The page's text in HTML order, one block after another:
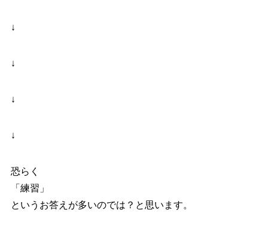
↓
↓
↓
↓
恐らく
「練習」
というお答えが多いのでは？と思います。